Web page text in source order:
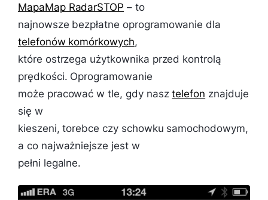
MapaMap RadarSTOP – to
najnowsze bezpłatne oprogramowanie dla
telefonów komórkowych,
które ostrzega użytkownika przed kontrolą
prędkości. Oprogramowanie
może pracować w tle, gdy nasztelefon znajduje
się w
kieszeni, torebce czy schowku samochodowym,
a co najważniejsze jest w
pełni legalne.